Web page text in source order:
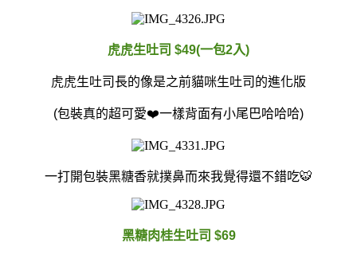
虎虎生吐司 $49(一包2入)
虎虎生吐司長的像是之前貓咪生吐司的進化版
(包裝真的超可愛❤️一樣背面有小尾巴哈哈哈)
一打開包裝黑糖香就撲鼻而來我覺得還不錯吃🐯
黑糖肉桂生吐司 $69